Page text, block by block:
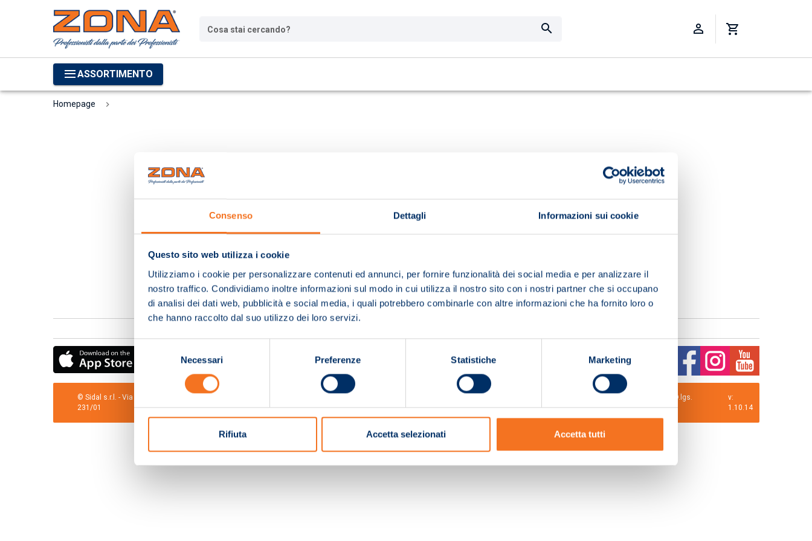
Consenso Dettagli Informazioni sui cookie
Questo sito web utilizza i cookie
Utilizziamo i cookie per personalizzare contenuti ed annunci, per fornire funzionalità dei social media e per analizzare il
nostro traffico. Condividiamo inoltre informazioni sul modo in cui utilizza il nostro sito con i nostri partner che si occupano
di analisi dei dati web, pubblicità e social media, i quali potrebbero combinarle con altre informazioni che ha fornito loro o
che hanno raccolto dal suo utilizzo dei loro servizi.
Selezione
consenso
Necessari Preferenze Statistiche Marketing
Rifiuta Accetta selezionati Accetta tutti
Cosa stai cercando?
ASSORTIMENTO
Homepage
© Sidal s.r.l. - Via S.Agostino,50, 51100 Pistoia - Cod.Fisc. e Registro Imprese Pistoia 01680210505 – R.E.A. n.155974 - Cap.Soc. € 2.000.000,00 i.v. La Società adotta il Codice Etico D.lgs.
231/01
v:
1.10.14